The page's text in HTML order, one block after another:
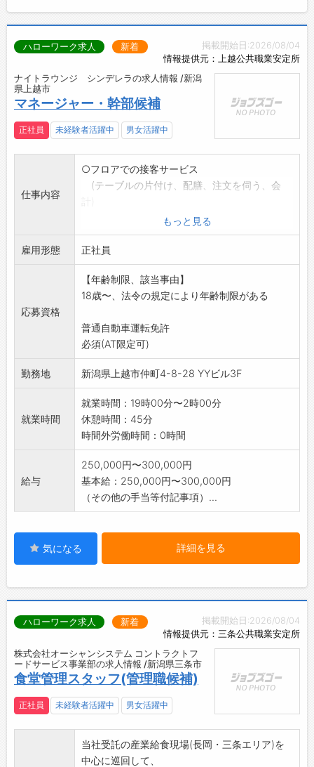
掲載開始日:2026/08/04
情報提供元：上越公共職業安定所
ハローワーク求人 新着
ナイトラウンジ シンデレラの求人情報 /新潟
県上越市
マネージャー・幹部候補
正社員 未経験者活躍中 男女活躍中
仕事内容
○フロアでの接客サービス
(テーブルの片付け、配膳、注文を伺う、会
○スタッフ増員勧誘
○簡単な調理
○人員管理
○スタッフの送迎業務
(送迎には自家用車を使用します[燃料費補助
あり])
採用後、業務内容の変更なし
もっと見る
雇用形態 正社員
応募資格
【年齢制限、該当事由】
18歳〜、法令の規定により年齢制限がある
普通自動車運転免許
必須(AT限定可)
勤務地 新潟県上越市仲町4-8-28 YYビル3F
就業時間
就業時間：19時00分〜2時00分
休憩時間：45分
時間外労働時間：0時間
給与
250,000円〜300,000円
基本給：250,000円〜300,000円
（その他の手当等付記事項）...
気になる 詳細を見る
掲載開始日:2026/08/04
情報提供元：三条公共職業安定所
ハローワーク求人 新着
株式会社オーシャンシステム コントラクトフ
ードサービス事業部の求人情報 /新潟県三条市
食堂管理スタッフ(管理職候補)
正社員 未経験者活躍中 男女活躍中
当社受託の産業給食現場(長岡・三条エリア)を
中心に巡回して、